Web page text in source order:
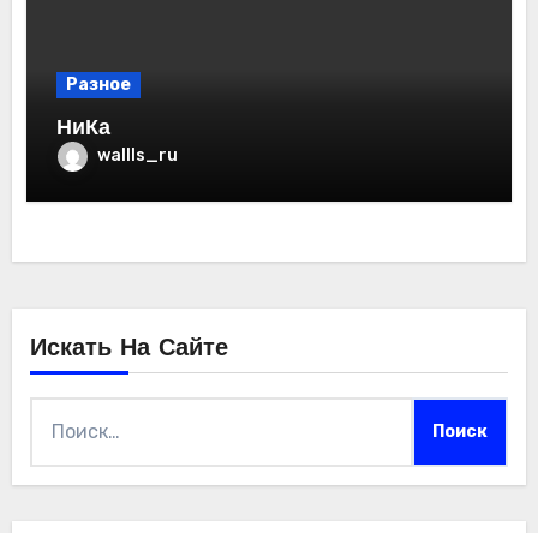
Разное
НиКа
wallls_ru
Искать На Сайте